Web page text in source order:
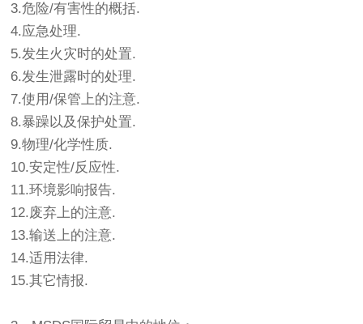
3.危险/有害性的概括.
4.应急处理.
5.发生火灾时的处置.
6.发生泄露时的处理.
7.使用/保管上的注意.
8.暴躁以及保护处置.
9.物理/化学性质.
10.安定性/反应性.
11.环境影响报告.
12.废弃上的注意.
13.输送上的注意.
14.适用法律.
15.其它情报.